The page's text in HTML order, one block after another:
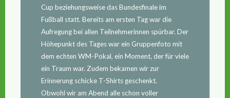
Cup beziehungsweise das Bundesfinale im
Fußball statt. Bereits am ersten Tag war die
Aufregung bei allen Teilnehmerinnen spürbar. Der
Höhepunkt des Tages war ein Gruppenfoto mit
dem echten WM-Pokal, ein Moment, der für viele
ein Traum war. Zudem bekamen wir zur
Erinnerung schicke T-Shirts geschenkt.
Obwohl wir am Abend alle schon voller